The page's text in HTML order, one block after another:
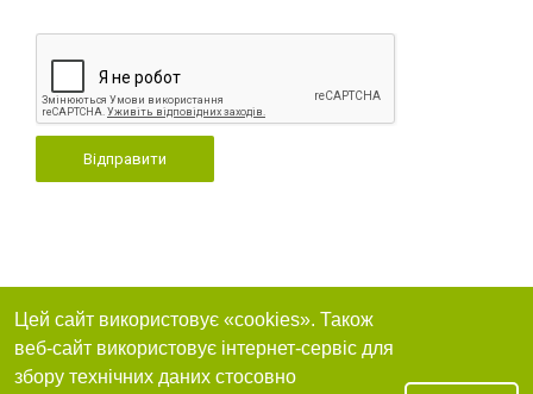
Відправити
Цей сайт використовує «cookies». Також
веб-сайт використовує інтернет-сервіс для
збору технічних даних стосовно